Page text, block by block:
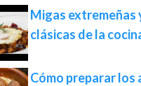
Migas extremeñas
clásicas de la
Cómo preparar